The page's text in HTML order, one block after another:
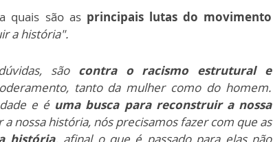
quais são asprincipais lutas do movimento
a história".
são contra o racismo estrutural e
tanto da mulher como do homem.
e é uma busca para reconstruir a nossa
nossa história, nós precisamos fazer com que as
história, afinal o que é passado ​​para elas não